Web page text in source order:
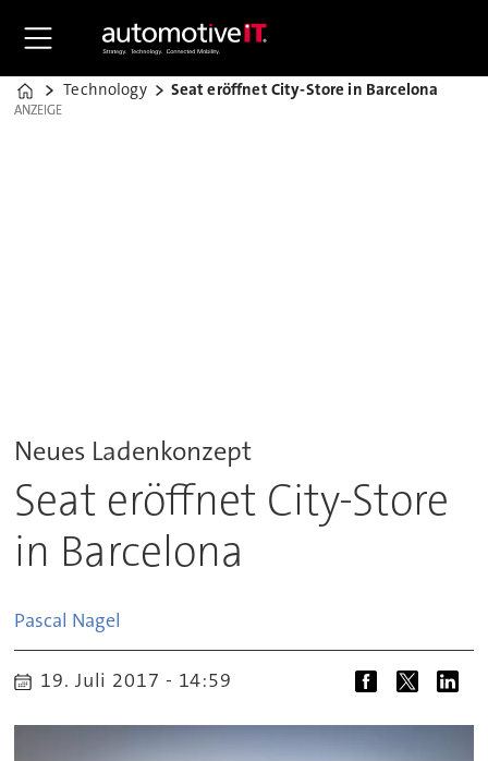
Home
Technology Seat eröffnet City-Store in Barcelona
ANZEIGE
ANZEIGE
Neues Ladenkonzept
Seat eröffnet City-Store
in Barcelona
Pascal Nagel
19. Juli 2017 - 14:59